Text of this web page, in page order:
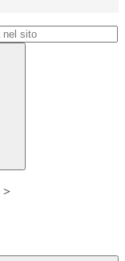
>